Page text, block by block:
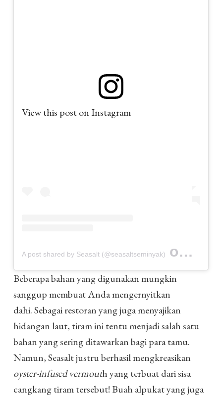
View this post on Instagram
A post shared by Seasalt (@seasaltseminyak) on Aug 7,
Beberapa bahan yang digunakan mungkin
sanggup membuat Anda mengernyitkan
dahi. Sebagai restoran yang juga menyajikan
hidangan laut, tiram ini tentu menjadi salah satu
bahan yang sering ditawarkan bagi para tamu.
Namun, Seasalt justru berhasil mengkreasikan
oyster-infused vermouth yang terbuat dari sisa
cangkang tiram tersebut! Buah alpukat yang juga